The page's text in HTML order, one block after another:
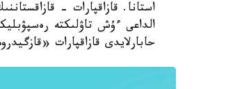
استانا. قازاقپارات -
الداعى ءۇش تاۋلىكتە
حابارلايدى قازاقپارات